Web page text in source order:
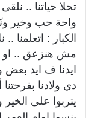
تحلا حياتنا .. نلقى
واحة حب وخير
الكبار : اتعلمنا
مش هنزعق .. او
ايدنا ف ايد بعض
دي ولادنا
يتربوا على